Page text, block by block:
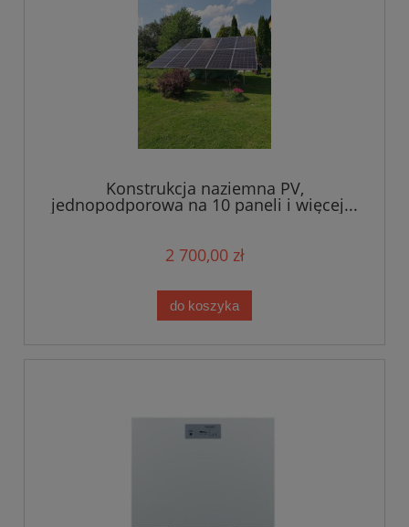
Konstrukcja naziemna PV,
jednopodporowa na 10 paneli i więcej...
2 700,00 zł
do koszyka